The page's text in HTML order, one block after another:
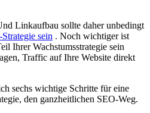
Linkaufbau sollte daher unbedingt
sein . Noch wichtiger ist
Ihrer Wachstumsstrategie sein
Traffic auf Ihre Website direkt
sechs wichtige Schritte für eine
den ganzheitlichen SEO-Weg.